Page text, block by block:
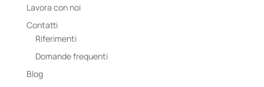
Lavora con noi
Contatti
Riferimenti
Domande frequenti
Blog